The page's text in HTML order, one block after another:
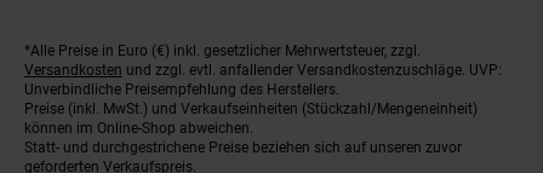
Fußnoten
*Alle Preise in Euro (€) inkl. gesetzlicher Mehrwertsteuer, zzgl.
Versandkosten und zzgl. evtl. anfallender Versandkostenzuschläge. UVP:
Unverbindliche Preisempfehlung des Herstellers.
Preise (inkl. MwSt.) und Verkaufseinheiten (Stückzahl/Mengeneinheit)
können im Online-Shop abweichen.
Statt- und durchgestrichene Preise beziehen sich auf unseren zuvor
geforderten Verkaufspreis.